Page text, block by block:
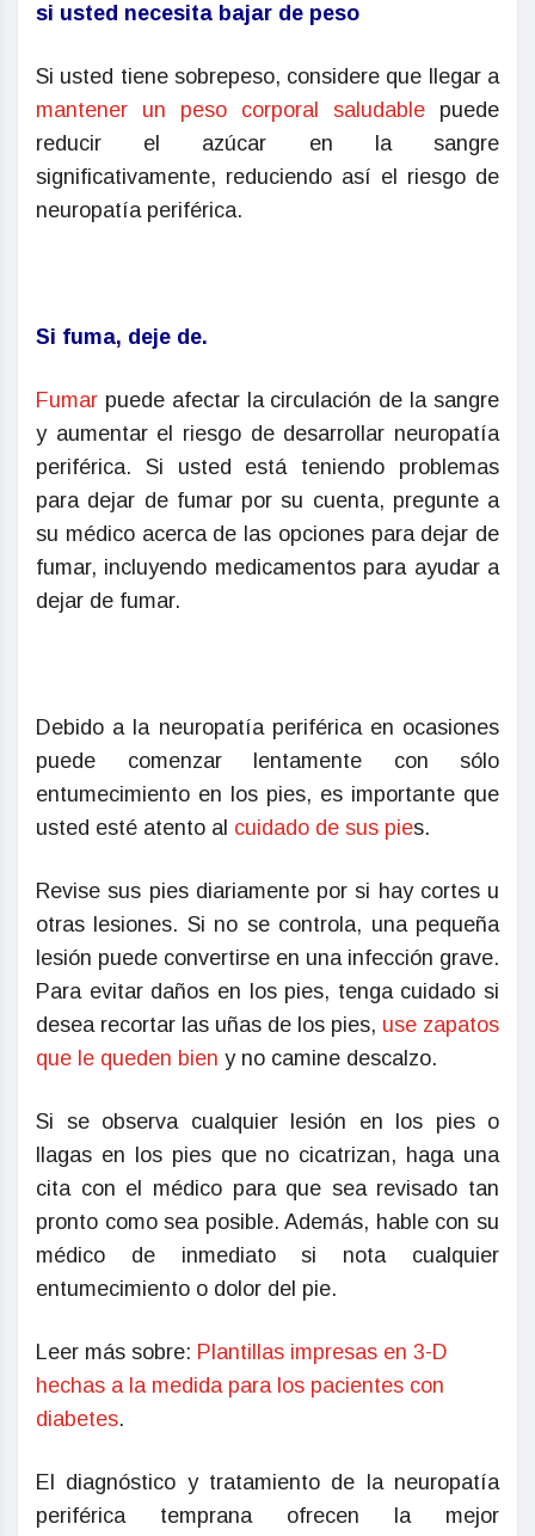
si usted necesita bajar de peso
Si usted tiene sobrepeso, considere que llegar a
mantener un peso corporal saludable puede
reducir el azúcar en la sangre
significativamente, reduciendo así el riesgo de
neuropatía periférica.
Si fuma, deje de.
Fumar puede afectar la circulación de la sangre
y aumentar el riesgo de desarrollar neuropatía
periférica. Si usted está teniendo problemas
para dejar de fumar por su cuenta, pregunte a
su médico acerca de las opciones para dejar de
fumar, incluyendo medicamentos para ayudar a
dejar de fumar.
Debido a la neuropatía periférica en ocasiones
puede comenzar lentamente con sólo
entumecimiento en los pies, es importante que
usted esté atento al cuidado de sus pies.
Revise sus pies diariamente por si hay cortes u
otras lesiones. Si no se controla, una pequeña
lesión puede convertirse en una infección grave.
Para evitar daños en los pies, tenga cuidado si
desea recortar las uñas de los pies, use zapatos
que le queden bien y no camine descalzo.
Si se observa cualquier lesión en los pies o
llagas en los pies que no cicatrizan, haga una
cita con el médico para que sea revisado tan
pronto como sea posible. Además, hable con su
médico de inmediato si nota cualquier
entumecimiento o dolor del pie.
Leer más sobre: Plantillas impresas en 3-D
hechas a la medida para los pacientes con
diabetes.
El diagnóstico y tratamiento de la neuropatía
periférica temprana ofrecen la mejor